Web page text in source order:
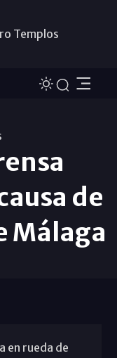
Templos
de
Málaga
en rueda de